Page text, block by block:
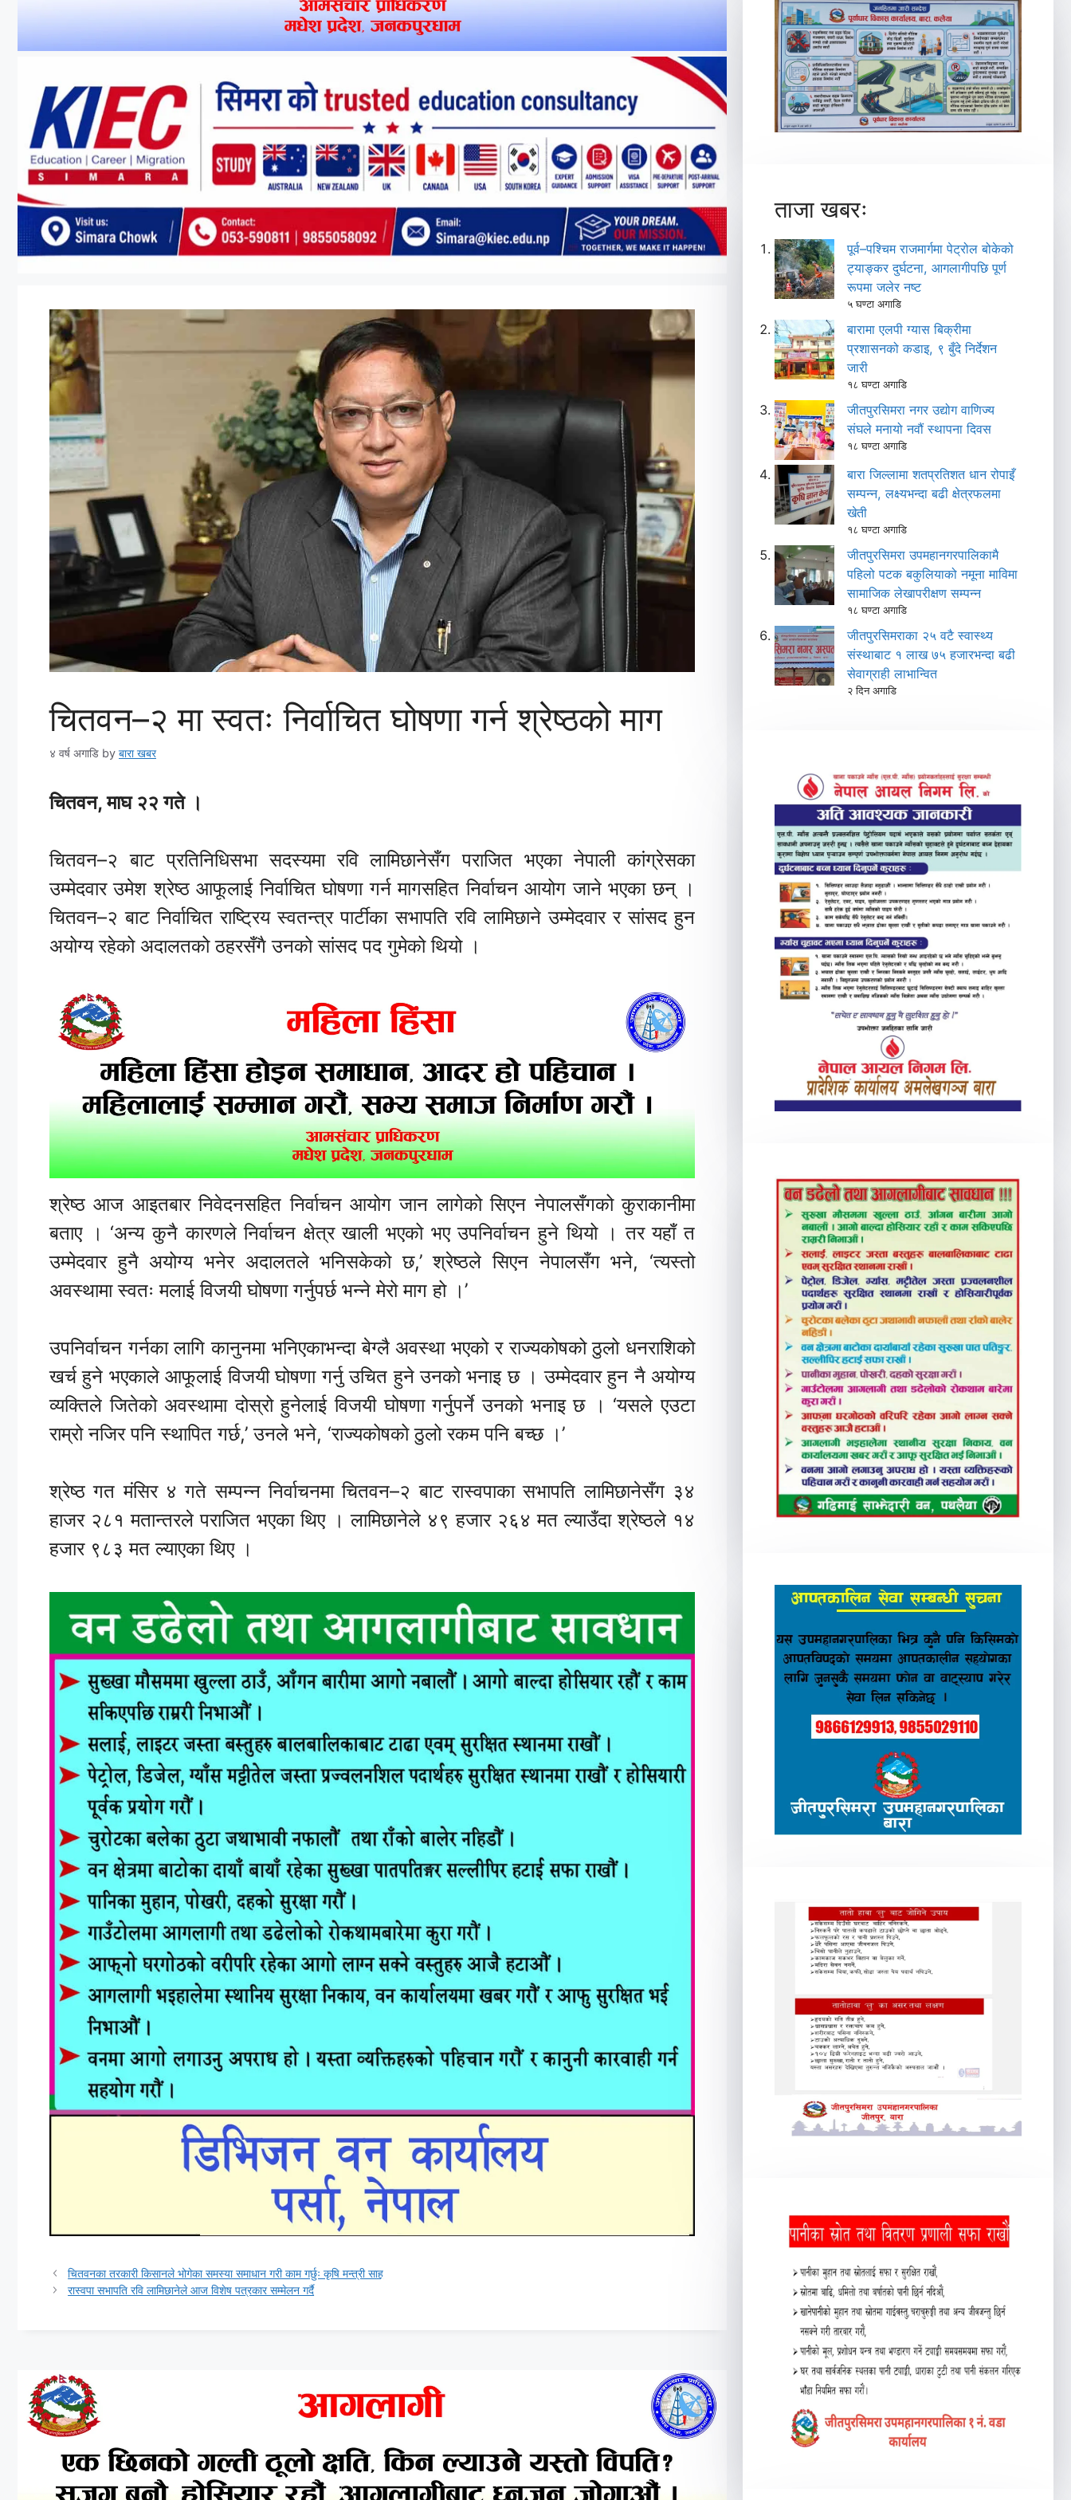
चितवन–२ मा स्वतः निर्वाचित घोषणा गर्न श्रेष्ठको माग
४ वर्ष अगाडि by बारा खबर
चितवन, माघ २२ गते ।
चितवन–२ बाट प्रतिनिधिसभा सदस्यमा रवि लामिछानेसँग पराजित भएका नेपाली कांग्रेसका
उम्मेदवार उमेश श्रेष्ठ आफूलाई निर्वाचित घोषणा गर्न मागसहित निर्वाचन आयोग जाने भएका छन् ।
चितवन–२ बाट निर्वाचित राष्ट्रिय स्वतन्त्र पार्टीका सभापति रवि लामिछाने उम्मेदवार र सांसद हुन
अयोग्य रहेको अदालतको ठहरसँगै उनको सांसद पद गुमेको थियो ।
श्रेष्ठ आज आइतबार निवेदनसहित निर्वाचन आयोग जान लागेको सिएन नेपालसँगको कुराकानीमा
बताए । ‘अन्य कुनै कारणले निर्वाचन क्षेत्र खाली भएको भए उपनिर्वाचन हुने थियो । तर यहाँ त
उम्मेदवार हुनै अयोग्य भनेर अदालतले भनिसकेको छ,’ श्रेष्ठले सिएन नेपालसँग भने, ‘त्यस्तो
अवस्थामा स्वतः मलाई विजयी घोषणा गर्नुपर्छ भन्ने मेरो माग हो ।’
उपनिर्वाचन गर्नका लागि कानुनमा भनिएकाभन्दा बेग्लै अवस्था भएको र राज्यकोषको ठुलो धनराशिको
खर्च हुने भएकाले आफूलाई विजयी घोषणा गर्नु उचित हुने उनको भनाइ छ । उम्मेदवार हुन नै अयोग्य
व्यक्तिले जितेको अवस्थामा दोस्रो हुनेलाई विजयी घोषणा गर्नुपर्ने उनको भनाइ छ । ‘यसले एउटा
राम्रो नजिर पनि स्थापित गर्छ,’ उनले भने, ‘राज्यकोषको ठुलो रकम पनि बच्छ ।’
श्रेष्ठ गत मंसिर ४ गते सम्पन्न निर्वाचनमा चितवन–२ बाट रास्वपाका सभापति लामिछानेसँग ३४
हाजर २८१ मतान्तरले पराजित भएका थिए । लामिछानेले ४९ हजार २६४ मत ल्याउँदा श्रेष्ठले १४
हजार ९८३ मत ल्याएका थिए ।
चितवनका तरकारी किसानले भोगेका समस्या समाधान गरी काम गर्छुः कृषि मन्त्री साह
रास्वपा सभापति रवि लामिछानेले आज विशेष पत्रकार सम्मेलन गर्दै
ताजा खबरः
पूर्व–पश्चिम राजमार्गमा पेट्रोल बोकेको
ट्याङ्कर दुर्घटना, आगलागीपछि पूर्ण
रूपमा जलेर नष्ट
५ घण्टा अगाडि
बारामा एलपी ग्यास बिक्रीमा
प्रशासनको कडाइ, ९ बुँदे निर्देशन
जारी
१८ घण्टा अगाडि
जीतपुरसिमरा नगर उद्योग वाणिज्य
संघले मनायो नवौं स्थापना दिवस
१८ घण्टा अगाडि
बारा जिल्लामा शतप्रतिशत धान रोपाइँ
सम्पन्न, लक्ष्यभन्दा बढी क्षेत्रफलमा
खेती
१८ घण्टा अगाडि
जीतपुरसिमरा उपमहानगरपालिकामै
पहिलो पटक बकुलियाको नमूना माविमा
सामाजिक लेखापरीक्षण सम्पन्न
१८ घण्टा अगाडि
जीतपुरसिमराका २५ वटै स्वास्थ्य
संस्थाबाट १ लाख ७५ हजारभन्दा बढी
सेवाग्राही लाभान्वित
२ दिन अगाडि